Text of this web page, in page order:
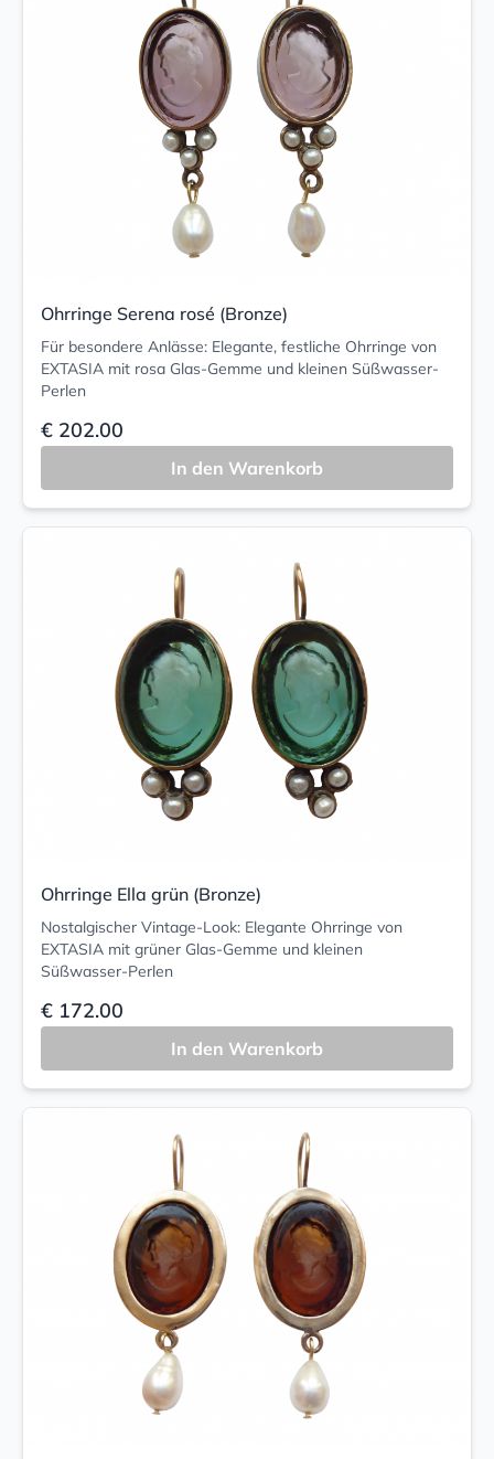
Ohrringe Serena rosé (Bronze)
Für besondere Anlässe: Elegante, festliche Ohrringe von
EXTASIA mit rosa Glas-Gemme und kleinen Süßwasser-
Perlen
€ 202.00
In den Warenkorb
Ohrringe Ella grün (Bronze)
Nostalgischer Vintage-Look: Elegante Ohrringe von
EXTASIA mit grüner Glas-Gemme und kleinen
Süßwasser-Perlen
€ 172.00
In den Warenkorb